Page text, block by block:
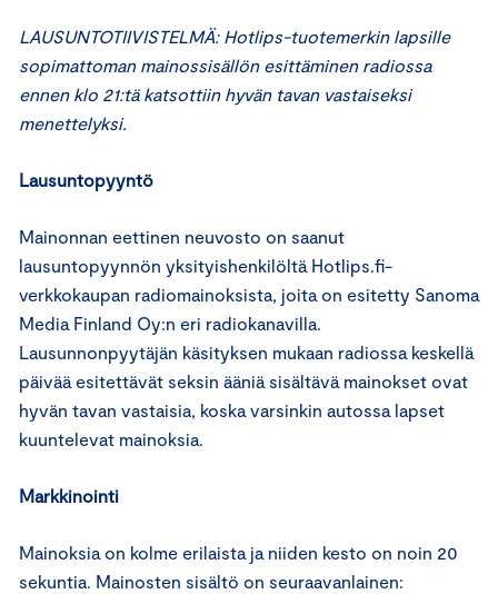
LAUSUNTOTIIVISTELMÄ: Hotlips-tuotemerkin lapsille
sopimattoman mainossisällön esittäminen radiossa
ennen klo 21:tä katsottiin hyvän tavan vastaiseksi
menettelyksi.
Lausuntopyyntö
Mainonnan eettinen neuvosto on saanut
lausuntopyynnön yksityishenkilöltä Hotlips.fi-
verkkokaupan radiomainoksista, joita on esitetty Sanoma
Media Finland Oy:n eri radiokanavilla.
Lausunnonpyytäjän käsityksen mukaan radiossa keskellä
päivää esitettävät seksin ääniä sisältävä mainokset ovat
hyvän tavan vastaisia, koska varsinkin autossa lapset
kuuntelevat mainoksia.
Markkinointi
Mainoksia on kolme erilaista ja niiden kesto on noin 20
sekuntia. Mainosten sisältö on seuraavanlainen: